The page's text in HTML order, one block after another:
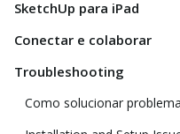
SketchUp para iPad
Conectar e colaborar
Troubleshooting
Como solucionar